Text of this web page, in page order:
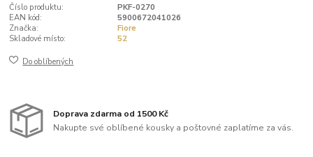
Číslo produktu:
PKF-0270
EAN kód:
5900672041026
Značka:
Fiore
Skladové místo:
52
Do oblíbených
Doprava zdarma od 1500 Kč
Nakupte své oblíbené kousky a poštovné zaplatíme za vás.